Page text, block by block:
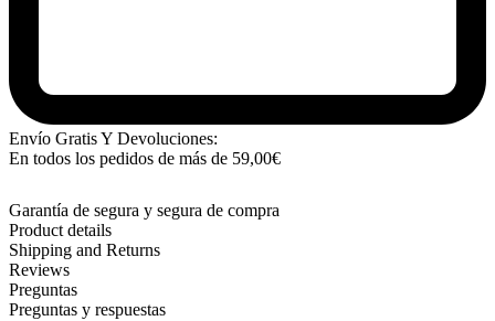
Envío Gratis Y Devoluciones:
En todos los pedidos de más de 59,00€
Garantía de segura y segura de compra
Product details
Shipping and Returns
Reviews
Preguntas
Preguntas y respuestas